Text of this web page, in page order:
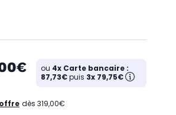
ou 4x Carte bancaire :
87,73€puis 3x 79,75€
dès 319,00€